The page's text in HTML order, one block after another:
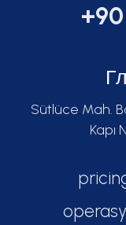
Sütlüce Mah.
Kapı